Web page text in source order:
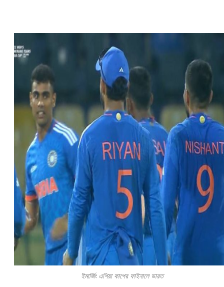
ইমার্জিং এশিয়া কাপের ফাইনালে ভারত